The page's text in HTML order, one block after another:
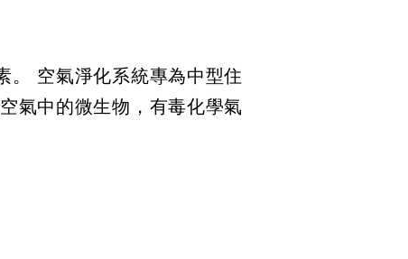
。 空氣淨化系統專為中型住
氣中的微生物，有毒化學氣